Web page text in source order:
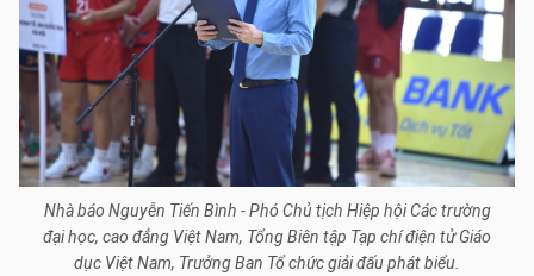
Nhà báo Nguyễn Tiến Bình - Phó Chủ tịch Hiệp hội Các trường
đại học, cao đẳng Việt Nam, Tổng Biên tập Tạp chí điện tử Giáo
dục Việt Nam, Trưởng Ban Tổ chức giải đấu phát biểu.